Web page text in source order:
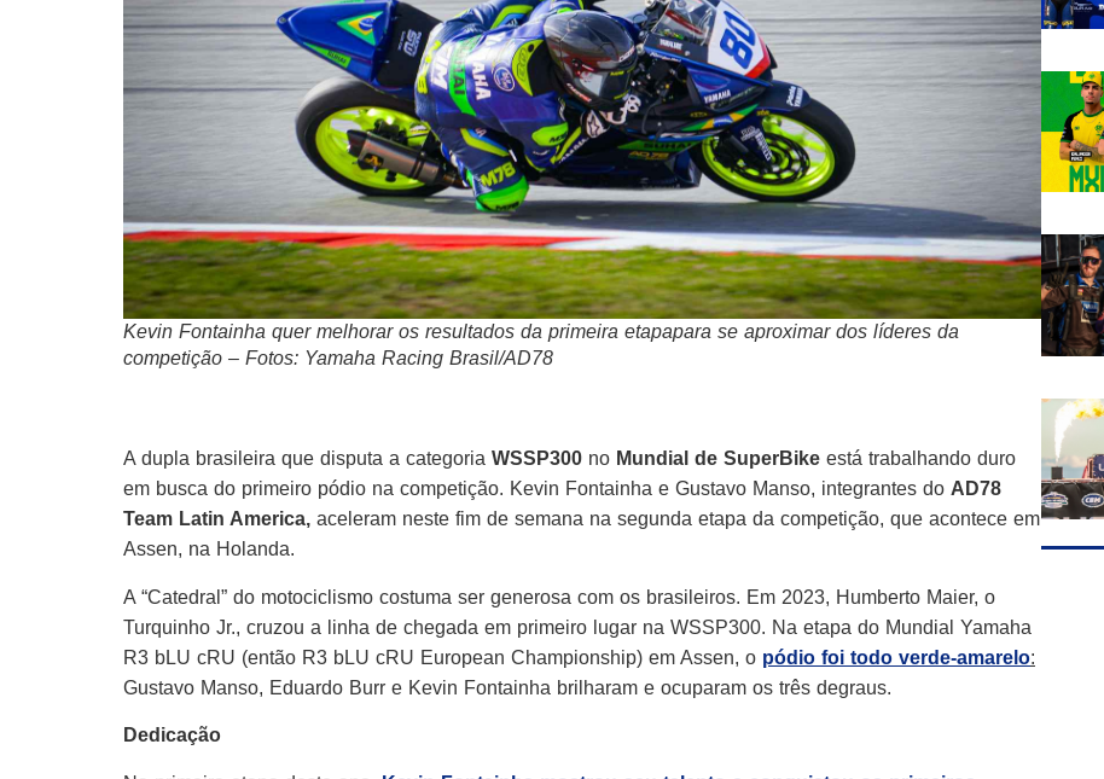
Kevin Fontainha quer melhorar os resultados da primeira etapapara se aproximar dos líderes da
competição – Fotos: Yamaha Racing Brasil/AD78
A dupla brasileira que disputa a categoria WSSP300 no Mundial de SuperBike está trabalhando duro
em busca do primeiro pódio na competição. Kevin Fontainha e Gustavo Manso, integrantes do AD78
Team Latin America, aceleram neste fim de semana na segunda etapa da competição, que acontece em
Assen, na Holanda.
A “Catedral” do motociclismo costuma ser generosa com os brasileiros. Em 2023, Humberto Maier, o
Turquinho Jr., cruzou a linha de chegada em primeiro lugar na WSSP300. Na etapa do Mundial Yamaha
R3 bLU cRU (então R3 bLU cRU European Championship) em Assen, o pódio foi todo verde-amarelo:
Gustavo Manso, Eduardo Burr e Kevin Fontainha brilharam e ocuparam os três degraus.
Dedicação